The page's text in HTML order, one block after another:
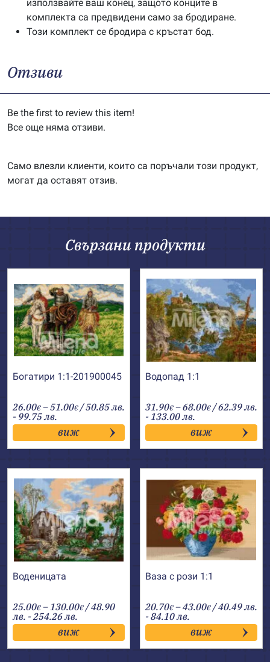
използвайте ваш конец, защото конците в
комплекта са предвидени само за бродиране.
Този комплект се бродира с кръстат бод.
Отзиви
Be the first to review this item!
Все още няма отзиви.
Само влезли клиенти, които са поръчали този продукт,
могат да оставят отзив.
Свързани продукти
Богатири 1:1-201900045
26.00€ –51.00€Price
range:
26.00€
through
51.00€
/ 50.85 лв.
- 99.75 лв.
виж
Водопад 1:1
31.90€ –68.00€Price
range:
31.90€
through
68.00€
/ 62.39 лв.
- 133.00 лв.
виж
Воденицата
25.00€ –130.00€Price
range:
25.00€
through
130.00€
/ 48.90
лв. - 254.26 лв.
виж
Ваза с рози 1:1
20.70€ –43.00€Price
range:
20.70€
through
43.00€
/ 40.49 лв.
- 84.10 лв.
виж